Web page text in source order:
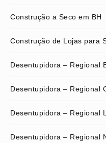
Construção a Seco em BH
Construção de Lojas para
Desentupidora – Regional
Desentupidora – Regional
Desentupidora – Regional
Desentupidora – Regional